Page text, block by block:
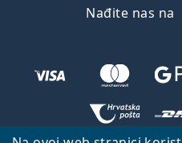
Nađite nas na